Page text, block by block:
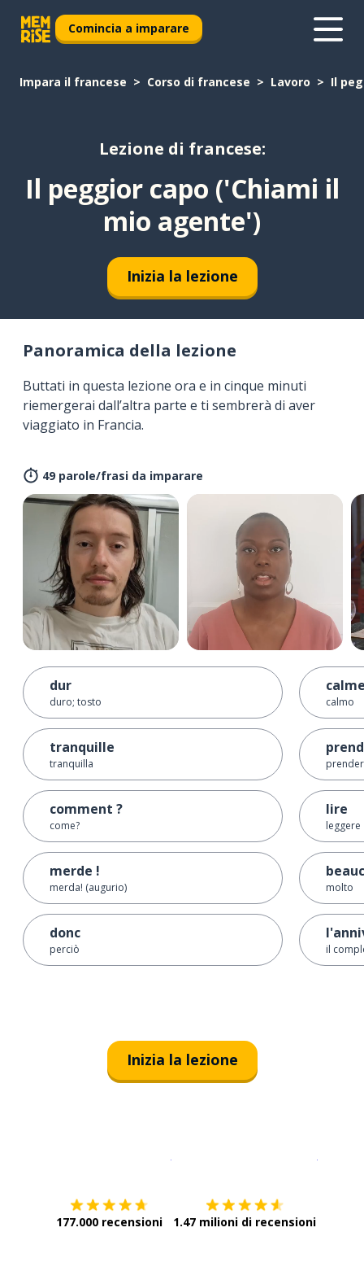
Comincia a imparare
Impara il francese Corso di francese Lavoro Il
Lezione di francese:
Il peggior capo ('Chiami il
mio agente')
Inizia la lezione
Panoramica della lezione
Buttati in questa lezione ora e in cinque minuti
riemergerai dall’altra parte e ti sembrerà di aver
viaggiato in Francia.
49 parole/frasi da imparare
dur
duro; tosto
tranquille
tranquilla
comment ?
come?
merde !
merda! (augurio)
donc
perciò
calmo
lire
leggere
molto
il
Inizia la lezione
177.000 recensioni 1.47 milioni di recensioni